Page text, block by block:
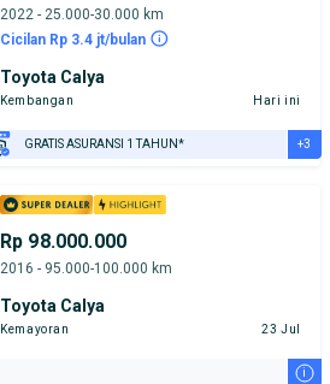
2022 - 25.000-30.000 km
Cicilan Rp 3.4 jt/bulan
Toyota Calya
Kembangan Hari ini
GRATIS ASURANSI 1 TAHUN* +3
Rp 98.000.000
2016 - 95.000-100.000 km
Toyota Calya
Kemayoran 23 Jul
i